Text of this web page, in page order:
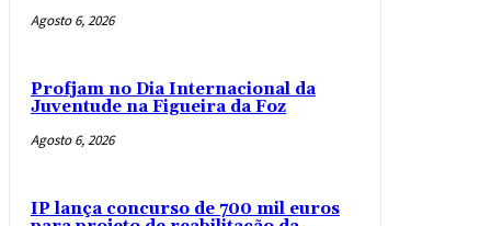
Agosto 6, 2026
Profjam no Dia Internacional da
Juventude na Figueira da Foz
Agosto 6, 2026
IP lança concurso de 700 mil euros